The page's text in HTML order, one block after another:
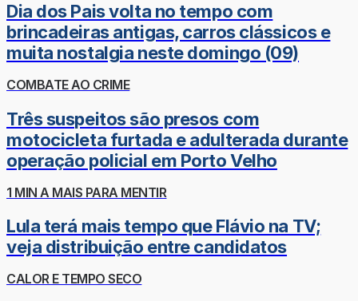
Dia dos Pais volta no tempo com
brincadeiras antigas, carros clássicos e
muita nostalgia neste domingo (09)
COMBATE AO CRIME
Três suspeitos são presos com
motocicleta furtada e adulterada durante
operação policial em Porto Velho
1 MIN A MAIS PARA MENTIR
Lula terá mais tempo que Flávio na TV;
veja distribuição entre candidatos
CALOR E TEMPO SECO